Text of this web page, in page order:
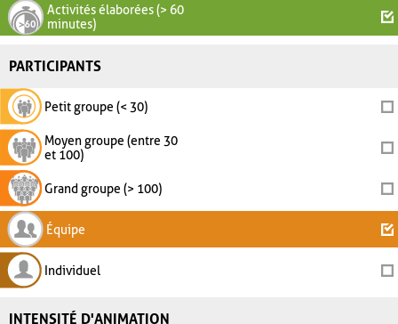
Activités élaborées (> 60
minutes)
PARTICIPANTS
Petit groupe (< 30)
Moyen groupe (entre 30
et 100)
Grand groupe (> 100)
Équipe
Individuel
INTENSITÉ D'ANIMATION